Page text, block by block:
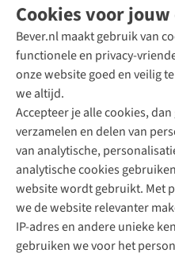
Cookies voor
Bever.nl maakt gebruik van
functionele en privacy-
onze website goed en veilig
we altijd.
Accepteer je alle cookies,
verzamelen en delen van
van analytische,
analytische cookies
website wordt gebruikt. Met
we de website relevanter
IP-adres en andere unieke
gebruiken we voor het
Direct advies van een
+31 (0)85 888 50 88
+31 6 12 28 49 80
Contactformulier